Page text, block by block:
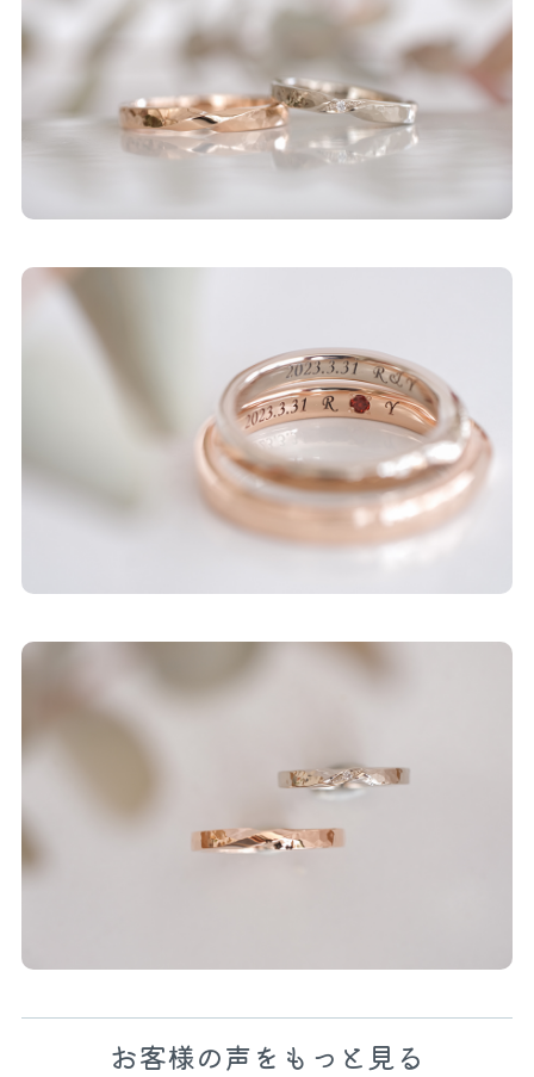
お客様の声をもっと見る